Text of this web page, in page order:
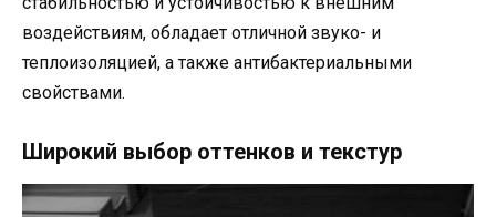
воздействиям, обладает отличной звуко- и
теплоизоляцией, а также антибактериальными
свойствами.
Широкий выбор оттенков и текстур